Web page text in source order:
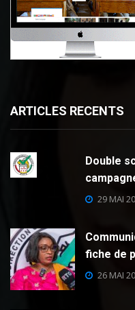
ARTICLES RECENTS
Double
29 MAI
fiche de
26 MAI